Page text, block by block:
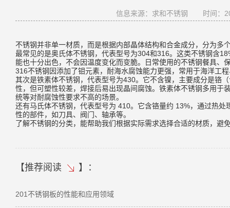
信息来源：求和不锈钢 时间：
不锈钢并非单一材质，而是根据内部晶体结构和合金成分，分为
最常见的是奥氏体不锈钢，代表型号为304和316。这类不锈钢含
能也十分出色，不会因温度变化而变脆。日常使用的不锈钢餐具
316不锈钢因添加了钼元素，耐海水腐蚀能力更强，常用于海洋工
其次是铁素体不锈钢，代表型号为430。它不含镍，主要成分是铬
性，但可塑性较差，焊接后易出现晶间腐蚀。铁素体不锈钢多用
统等对耐腐蚀性要求不高的场景。
还有马氏体不锈钢，代表型号为 410。它含铬量约 13%，通过热
性的部件，如刀具、阀门、轴承等。
了解不锈钢的分类，能帮助我们根据实际需求选择合适的材质，避
【推荐阅读 】：
201不锈钢板的性能和应用领域